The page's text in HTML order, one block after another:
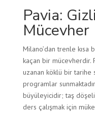
Pavia:
Mücevher
Milano’dan trenle kısa
kaçan bir mücevherdir.
uzanan köklü bir
programlar
büyüleyicidir; taş döşeli
ders çalışmak için